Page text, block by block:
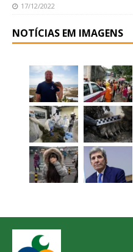
17/12/2022
NOTÍCIAS EM IMAGENS